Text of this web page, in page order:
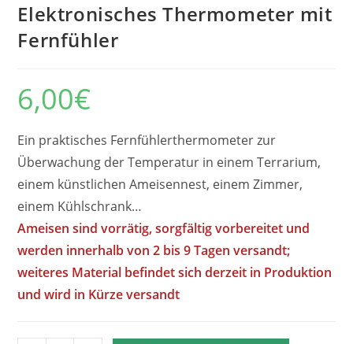
Elektronisches Thermometer mit
Fernfühler
6,00€
Ein praktisches Fernfühlerthermometer zur
Überwachung der Temperatur in einem Terrarium,
einem künstlichen Ameisennest, einem Zimmer,
einem Kühlschrank…
Ameisen sind vorrätig, sorgfältig vorbereitet und
werden innerhalb von 2 bis 9 Tagen versandt;
weiteres Material befindet sich derzeit in Produktion
und wird in Kürze versandt